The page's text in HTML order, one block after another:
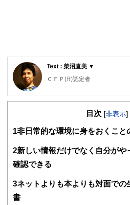
Text : 柴沼直美 ▼
ＣＦＰ(R)認定者
大学を卒業後、保険営業に従
を機に現職。3人の子育てから
び・相続発生時の手続きについ
2018年5月まで日本FP協会広
目次 [非表示]
1非日常的な環境に身をおくこと
2新しい情報だけでなく自分がや
確認できる
3ネットよりも本よりも対面での
書